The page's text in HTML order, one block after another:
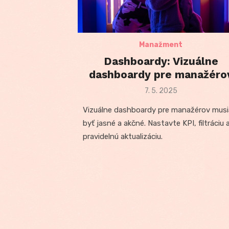
Manažment
Dashboardy: Vizuálne
dashboardy pre
Posted
7. 5. 2025
Vizuálne dashboardy pre manažérov
byť jasné a akčné. Nastavte KPI, filtráciu a
pravidelnú aktualizáciu.